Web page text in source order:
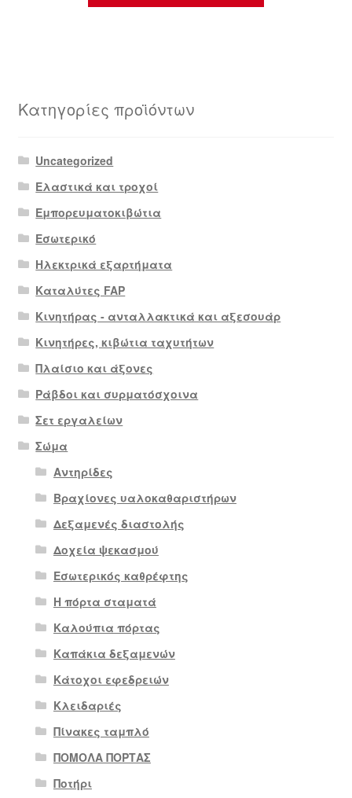
Κατηγορίες προϊόντων
Uncategorized
Ελαστικά και τροχοί
Εμπορευματοκιβώτια
Εσωτερικό
Ηλεκτρικά εξαρτήματα
Καταλύτες FAP
Κινητήρας - ανταλλακτικά και αξεσουάρ
Κινητήρες, κιβώτια ταχυτήτων
Πλαίσιο και άξονες
Ράβδοι και συρματόσχοινα
Σετ εργαλείων
Σώμα
Αντηρίδες
Βραχίονες υαλοκαθαριστήρων
Δεξαμενές διαστολής
Δοχεία ψεκασμού
Εσωτερικός καθρέφτης
Η πόρτα σταματά
Καλούπια πόρτας
Καπάκια δεξαμενών
Κάτοχοι εφεδρειών
Κλειδαριές
Πίνακες ταμπλό
ΠΟΜΟΛΑ ΠΟΡΤΑΣ
Ποτήρι